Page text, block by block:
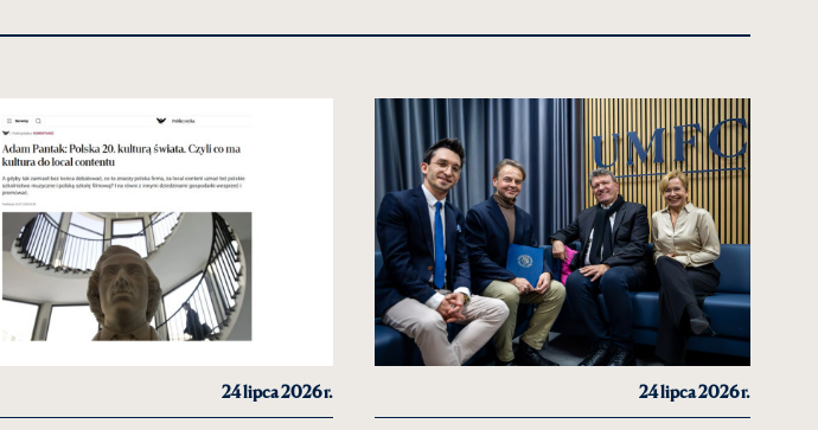
24 lipca 2026 r. 24 lipca 2026 r.